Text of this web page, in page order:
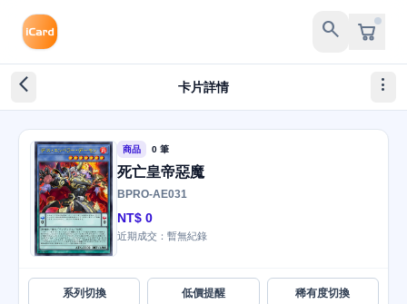
search
arrow_back_ios_new 卡片詳情 more_vert
商品 0 筆
死亡皇帝惡魔
BPRO-AE031
NT$ 0
近期成交：暫無紀錄
系列切換 低價提醒 稀有度切換